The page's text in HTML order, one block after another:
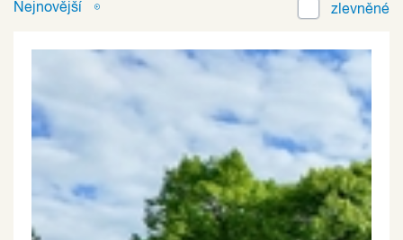
Nejnovější zlevněné